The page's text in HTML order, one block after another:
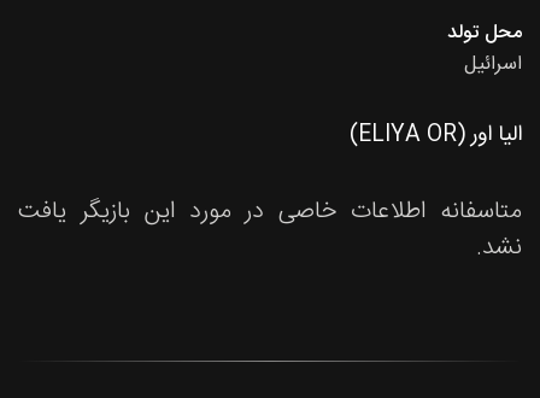
محل تولد
اسرائیل
الیا اور (ELIYA OR)
متاسفانه اطلاعات خاصی در مورد این بازیگر یافت
نشد.